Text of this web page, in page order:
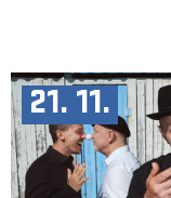
21. 11.